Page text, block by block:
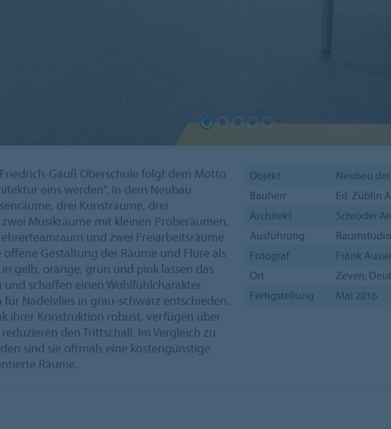
Gauß Oberschule folgt dem Motto
eins werden". In dem Neubau
drei Kunsträume, drei
Musikräume mit kleinen Proberäumen,
und zwei Freiarbeitsräume
Gestaltung der Räume und Flure als
gelb, orange, grün und pink lassen das
schaffen einen Wohlfühlcharakter.
Nadelvlies in grau-schwarz entschieden.
ihrer Konstruktion robust, verfügen über
den Trittschall. Im Vergleich zu
sind sie oftmals eine kostengünstige
Räume.
Objekt
Neubau
Bauherr
Ed. Züblin
Architekt
Schröder
Ausführung
Fotograf
Frank
Ort
Zeven,
Fertigstellung
Mai 2016